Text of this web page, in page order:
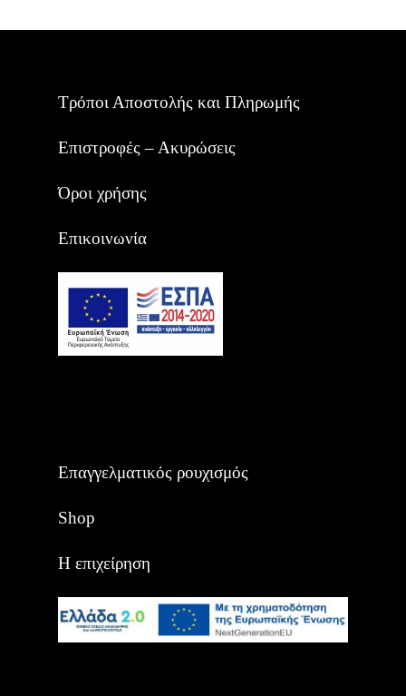
Τρόποι Αποστολής και Πληρωμής
Επιστροφές – Ακυρώσεις
Όροι χρήσης
Επικοινωνία
Επαγγελματικός ρουχισμός
Shop
Η επιχείρηση